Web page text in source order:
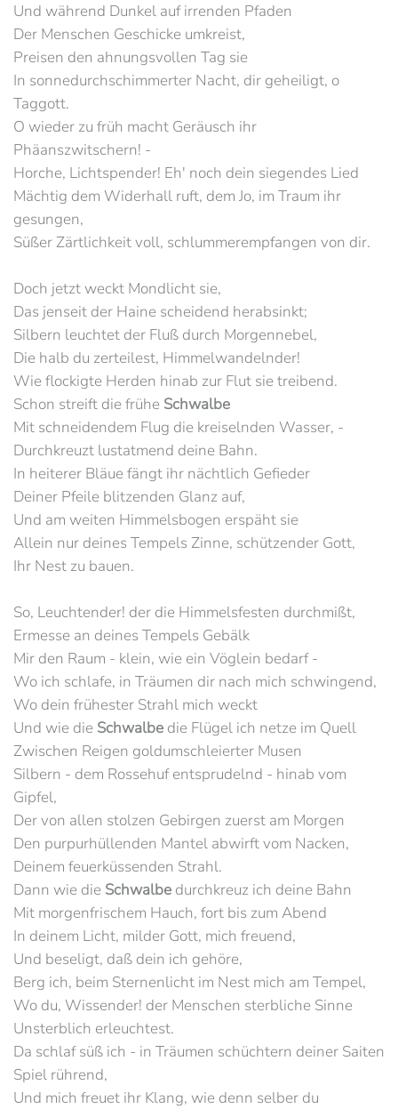
Und während Dunkel auf irrenden Pfaden
Der Menschen Geschicke umkreist,
Preisen den ahnungsvollen Tag sie
In sonnedurchschimmerter Nacht, dir geheiligt, o
Taggott.
O wieder zu früh macht Geräusch ihr
Phäanszwitschern! -
Horche, Lichtspender! Eh' noch dein siegendes Lied
Mächtig dem Widerhall ruft, dem Jo, im Traum ihr
gesungen,
Süßer Zärtlichkeit voll, schlummerempfangen von dir.
Doch jetzt weckt Mondlicht sie,
Das jenseit der Haine scheidend herabsinkt;
Silbern leuchtet der Fluß durch Morgennebel,
Die halb du zerteilest, Himmelwandelnder!
Wie flockigte Herden hinab zur Flut sie treibend.
Schon streift die frühe Schwalbe
Mit schneidendem Flug die kreiselnden Wasser, -
Durchkreuzt lustatmend deine Bahn.
In heiterer Bläue fängt ihr nächtlich Gefieder
Deiner Pfeile blitzenden Glanz auf,
Und am weiten Himmelsbogen erspäht sie
Allein nur deines Tempels Zinne, schützender Gott,
Ihr Nest zu bauen.
So, Leuchtender! der die Himmelsfesten durchmißt,
Ermesse an deines Tempels Gebälk
Mir den Raum - klein, wie ein Vöglein bedarf -
Wo ich schlafe, in Träumen dir nach mich schwingend,
Wo dein frühester Strahl mich weckt
Und wie die Schwalbe die Flügel ich netze im Quell
Zwischen Reigen goldumschleierter Musen
Silbern - dem Rossehuf entsprudelnd - hinab vom
Gipfel,
Der von allen stolzen Gebirgen zuerst am Morgen
Den purpurhüllenden Mantel abwirft vom Nacken,
Deinem feuerküssenden Strahl.
Dann wie die Schwalbe durchkreuz ich deine Bahn
Mit morgenfrischem Hauch, fort bis zum Abend
In deinem Licht, milder Gott, mich freuend,
Und beseligt, daß dein ich gehöre,
Berg ich, beim Sternenlicht im Nest mich am Tempel,
Wo du, Wissender! der Menschen sterbliche Sinne
Unsterblich erleuchtest.
Da schlaf süß ich - in Träumen schüchtern deiner Saiten
Spiel rührend,
Und mich freuet ihr Klang, wie denn selber du